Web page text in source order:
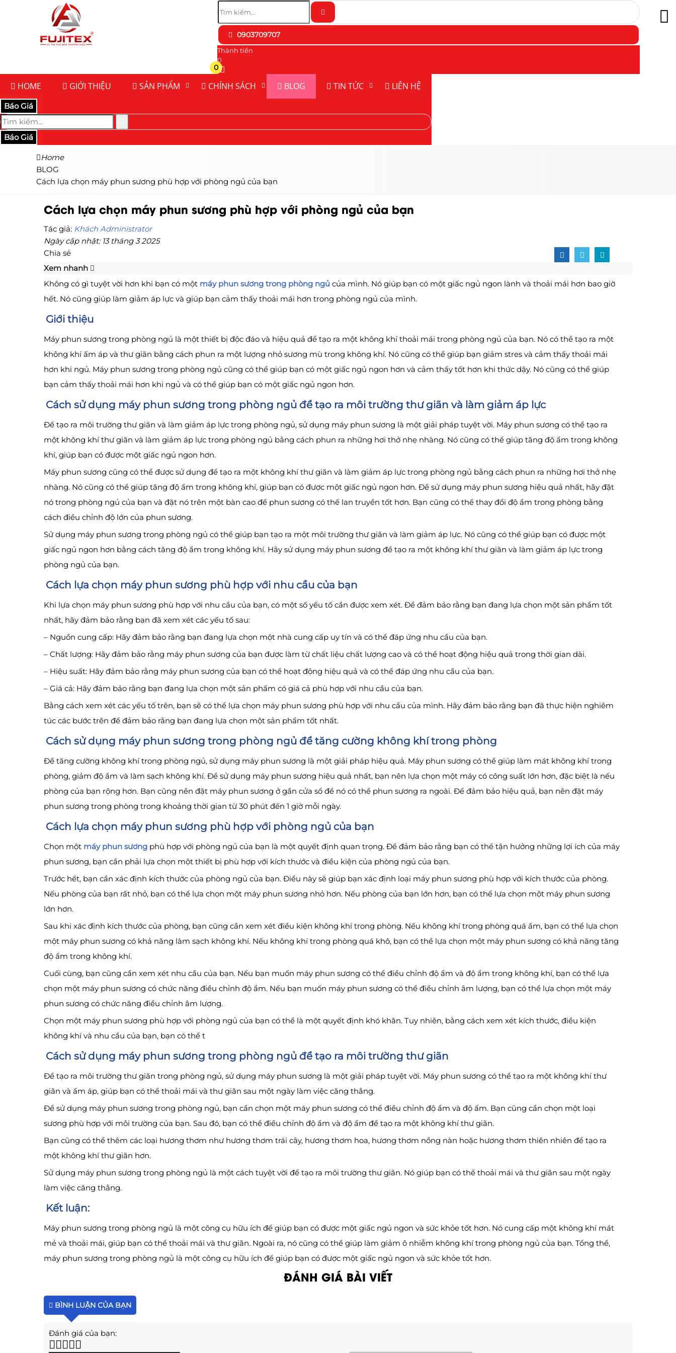
0903709707
Thành tiền
0
0
HOME GIỚI THIỆU SẢN PHẨM CHÍNH SÁCH BLOG TIN TỨC LIÊN HỆ
Báo Giá
Báo Giá
Home
BLOG
Cách lựa chọn máy phun sương phù hợp với phòng ngủ của bạn
Cách lựa chọn máy phun sương phù hợp với phòng ngủ của bạn
Tác giả: Khách Administrator
Ngày cập nhật: 13 tháng 3 2025
Chia sẻ
Xem nhanh
Không có gì tuyệt vời hơn khi bạn có một máy phun sương trong phòng ngủ của mình. Nó giúp bạn có một giấc ngủ ngon lành và thoải mái hơn bao giờ
hết. Nó cũng giúp làm giảm áp lực và giúp bạn cảm thấy thoải mái hơn trong phòng ngủ của mình.
Giới thiệu
Máy phun sương trong phòng ngủ là một thiết bị độc đáo và hiệu quả để tạo ra một không khí thoải mái trong phòng ngủ của bạn. Nó có thể tạo ra một
không khí ấm áp và thư giãn bằng cách phun ra một lượng nhỏ sương mù trong không khí. Nó cũng có thể giúp bạn giảm stres và cảm thấy thoải mái
hơn khi ngủ. Máy phun sương trong phòng ngủ cũng có thể giúp bạn có một giấc ngủ ngon hơn và cảm thấy tốt hơn khi thức dậy. Nó cũng có thể giúp
bạn cảm thấy thoải mái hơn khi ngủ và có thể giúp bạn có một giấc ngủ ngon hơn.
Cách sử dụng máy phun sương trong phòng ngủ để tạo ra môi trường thư giãn và làm giảm áp lực
Để tạo ra môi trường thư giãn và làm giảm áp lực trong phòng ngủ, sử dụng máy phun sương là một giải pháp tuyệt vời. Máy phun sương có thể tạo ra
một không khí thư giãn và làm giảm áp lực trong phòng ngủ bằng cách phun ra những hơi thở nhẹ nhàng. Nó cũng có thể giúp tăng độ ẩm trong không
khí, giúp bạn có được một giấc ngủ ngon hơn.
Máy phun sương cũng có thể được sử dụng để tạo ra một không khí thư giãn và làm giảm áp lực trong phòng ngủ bằng cách phun ra những hơi thở nhẹ
nhàng. Nó cũng có thể giúp tăng độ ẩm trong không khí, giúp bạn có được một giấc ngủ ngon hơn. Để sử dụng máy phun sương hiệu quả nhất, hãy đặt
nó trong phòng ngủ của bạn và đặt nó trên một bàn cao để phun sương có thể lan truyền tốt hơn. Bạn cũng có thể thay đổi độ ẩm trong phòng bằng
cách điều chỉnh độ lớn của phun sương.
Sử dụng máy phun sương trong phòng ngủ có thể giúp bạn tạo ra một môi trường thư giãn và làm giảm áp lực. Nó cũng có thể giúp bạn có được một
giấc ngủ ngon hơn bằng cách tăng độ ẩm trong không khí. Hãy sử dụng máy phun sương để tạo ra một không khí thư giãn và làm giảm áp lực trong
phòng ngủ của bạn.
Cách lựa chọn máy phun sương phù hợp với nhu cầu của bạn
Khi lựa chọn máy phun sương phù hợp với nhu cầu của bạn, có một số yếu tố cần được xem xét. Để đảm bảo rằng bạn đang lựa chọn một sản phẩm tốt
nhất, hãy đảm bảo rằng bạn đã xem xét các yếu tố sau:
– Nguồn cung cấp: Hãy đảm bảo rằng bạn đang lựa chọn một nhà cung cấp uy tín và có thể đáp ứng nhu cầu của bạn.
– Chất lượng: Hãy đảm bảo rằng máy phun sương của bạn được làm từ chất liệu chất lượng cao và có thể hoạt động hiệu quả trong thời gian dài.
– Hiệu suất: Hãy đảm bảo rằng máy phun sương của bạn có thể hoạt động hiệu quả và có thể đáp ứng nhu cầu của bạn.
– Giá cả: Hãy đảm bảo rằng bạn đang lựa chọn một sản phẩm có giá cả phù hợp với nhu cầu của bạn.
Bằng cách xem xét các yếu tố trên, bạn sẽ có thể lựa chọn máy phun sương phù hợp với nhu cầu của mình. Hãy đảm bảo rằng bạn đã thực hiện nghiêm
túc các bước trên để đảm bảo rằng bạn đang lựa chọn một sản phẩm tốt nhất.
Cách sử dụng máy phun sương trong phòng ngủ để tăng cường không khí trong phòng
Để tăng cường không khí trong phòng ngủ, sử dụng máy phun sương là một giải pháp hiệu quả. Máy phun sương có thể giúp làm mát không khí trong
phòng, giảm độ ẩm và làm sạch không khí. Để sử dụng máy phun sương hiệu quả nhất, bạn nên lựa chọn một máy có công suất lớn hơn, đặc biệt là nếu
phòng của bạn rộng hơn. Bạn cũng nên đặt máy phun sương ở gần cửa sổ để nó có thể phun sương ra ngoài. Để đảm bảo hiệu quả, bạn nên đặt máy
phun sương trong phòng trong khoảng thời gian từ 30 phút đến 1 giờ mỗi ngày.
Cách lựa chọn máy phun sương phù hợp với phòng ngủ của bạn
Chọn một máy phun sương phù hợp với phòng ngủ của bạn là một quyết định quan trọng. Để đảm bảo rằng bạn có thể tận hưởng những lợi ích của máy
phun sương, bạn cần phải lựa chọn một thiết bị phù hợp với kích thước và điều kiện của phòng ngủ của bạn.
Trước hết, bạn cần xác định kích thước của phòng ngủ của bạn. Điều này sẽ giúp bạn xác định loại máy phun sương phù hợp với kích thước của phòng.
Nếu phòng của bạn rất nhỏ, bạn có thể lựa chọn một máy phun sương nhỏ hơn. Nếu phòng của bạn lớn hơn, bạn có thể lựa chọn một máy phun sương
lớn hơn.
Sau khi xác định kích thước của phòng, bạn cũng cần xem xét điều kiện không khí trong phòng. Nếu không khí trong phòng quá ẩm, bạn có thể lựa chọn
một máy phun sương có khả năng làm sạch không khí. Nếu không khí trong phòng quá khô, bạn có thể lựa chọn một máy phun sương có khả năng tăng
độ ẩm trong không khí.
Cuối cùng, bạn cũng cần xem xét nhu cầu của bạn. Nếu bạn muốn máy phun sương có thể điều chỉnh độ ẩm và độ ẩm trong không khí, bạn có thể lựa
chọn một máy phun sương có chức năng điều chỉnh độ ẩm. Nếu bạn muốn máy phun sương có thể điều chỉnh âm lượng, bạn có thể lựa chọn một máy
phun sương có chức năng điều chỉnh âm lượng.
Chọn một máy phun sương phù hợp với phòng ngủ của bạn có thể là một quyết định khó khăn. Tuy nhiên, bằng cách xem xét kích thước, điều kiện
không khí và nhu cầu của bạn, bạn có thể t
Cách sử dụng máy phun sương trong phòng ngủ để tạo ra môi trường thư giãn
Để tạo ra môi trường thư giãn trong phòng ngủ, sử dụng máy phun sương là một giải pháp tuyệt vời. Máy phun sương có thể tạo ra một không khí thư
giãn và ấm áp, giúp bạn có thể thoải mái và thư giãn sau một ngày làm việc căng thẳng.
Để sử dụng máy phun sương trong phòng ngủ, bạn cần chọn một máy phun sương có thể điều chỉnh độ ẩm và độ ấm. Bạn cũng cần chọn một loại
sương phù hợp với môi trường của bạn. Sau đó, bạn có thể điều chỉnh độ ẩm và độ ấm để tạo ra một không khí thư giãn.
Bạn cũng có thể thêm các loại hương thơm như hương thơm trái cây, hương thơm hoa, hương thơm nồng nàn hoặc hương thơm thiên nhiên để tạo ra
một không khí thư giãn hơn.
Sử dụng máy phun sương trong phòng ngủ là một cách tuyệt vời để tạo ra môi trường thư giãn. Nó giúp bạn có thể thoải mái và thư giãn sau một ngày
làm việc căng thẳng.
Kết luận:
Máy phun sương trong phòng ngủ là một công cụ hữu ích để giúp bạn có được một giấc ngủ ngon và sức khỏe tốt hơn. Nó cung cấp một không khí mát
mẻ và thoải mái, giúp bạn có thể thoải mái và thư giãn. Ngoài ra, nó cũng có thể giúp làm giảm ô nhiễm không khí trong phòng ngủ của bạn. Tổng thể,
máy phun sương trong phòng ngủ là một công cụ hữu ích để giúp bạn có được một giấc ngủ ngon và sức khỏe tốt hơn.
ĐÁNH GIÁ BÀI VIẾT
BÌNH LUẬN CỦA BẠN
Đánh giá của bạn: